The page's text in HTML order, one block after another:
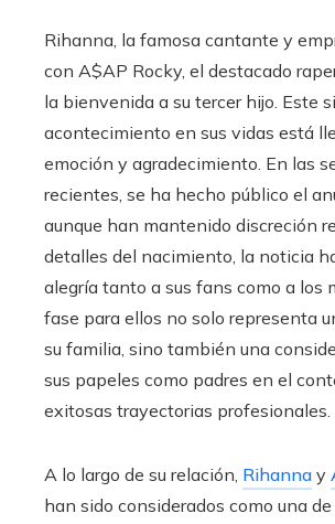
Rihanna, la famosa cantante y
con A$AP Rocky, el destacado
la bienvenida a su tercer hijo. Este
acontecimiento en sus vidas está
emoción y agradecimiento. En las
recientes, se ha hecho público el
aunque han mantenido discreción
detalles del nacimiento, la noticia
alegría tanto a sus fans como a los
fase para ellos no solo representa
su familia, sino también una
sus papeles como padres en el
exitosas trayectorias profesionales.
A lo largo de su relación, Rihanna y
han sido considerados como una